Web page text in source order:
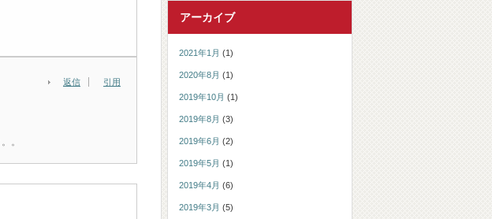
返信 引用
。
アーカイブ
2021年1月 (1)
2020年8月 (1)
2019年10月 (1)
2019年8月 (3)
2019年6月 (2)
2019年5月 (1)
2019年4月 (6)
2019年3月 (5)